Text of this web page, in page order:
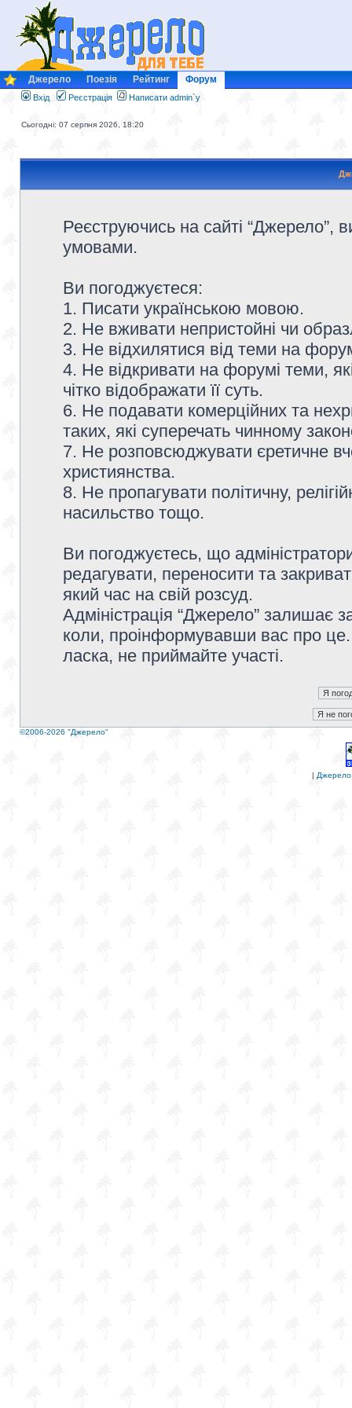
Джерело Поезія Рейтинг Форум
Вхід Реєстрація Написати admin`у
Сьогодні: 07 серпня 2026, 18:20
Реєструючись на сайті “Джерело”,
умовами.
Ви погоджуєтеся:
1. Писати українською мовою.
2. Не вживати непристойні чи
3. Не відхилятися від теми на
4. Не відкривати на форумі теми,
чітко відображати її суть.
6. Не подавати комерційних та
таких, які суперечать чинному
7. Не розповсюджувати єретичне
християнства.
8. Не пропагувати політичну,
насильство тощо.
Ви погоджуєтесь, що
редагувати, переносити та
який час на свій розсуд.
Адміністрація “Джерело” залишає
коли, проінформувавши вас про
ласка, не приймайте участі.
©2006-2026 "Джерело"
| Джерело